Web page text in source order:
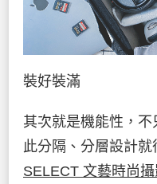
裝好裝滿
其次就是機能性，
此分隔、分層設計就
SELECT 文藝時尚